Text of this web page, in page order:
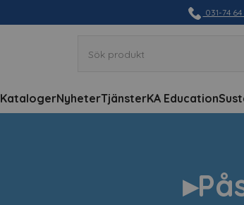
031-74
KatalogerNyheterTjänsterKA Education